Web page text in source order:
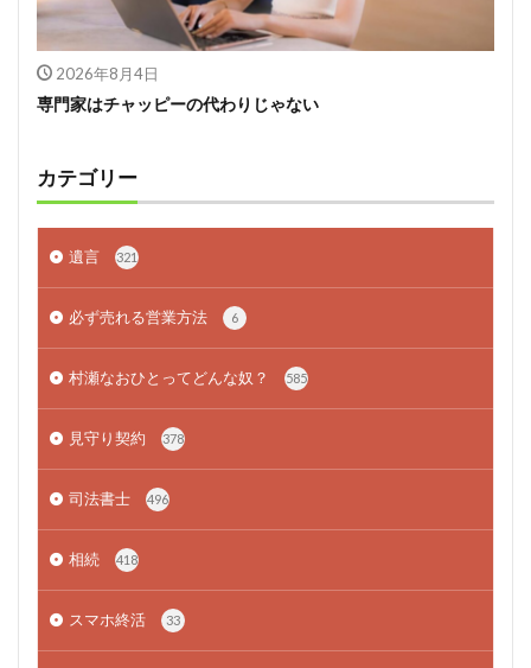
2026年8月4日
専門家はチャッピーの代わりじゃない
カテゴリー
遺言 321
必ず売れる営業方法 6
村瀬なおひとってどんな奴？ 585
見守り契約 378
司法書士 496
相続 418
スマホ終活 33